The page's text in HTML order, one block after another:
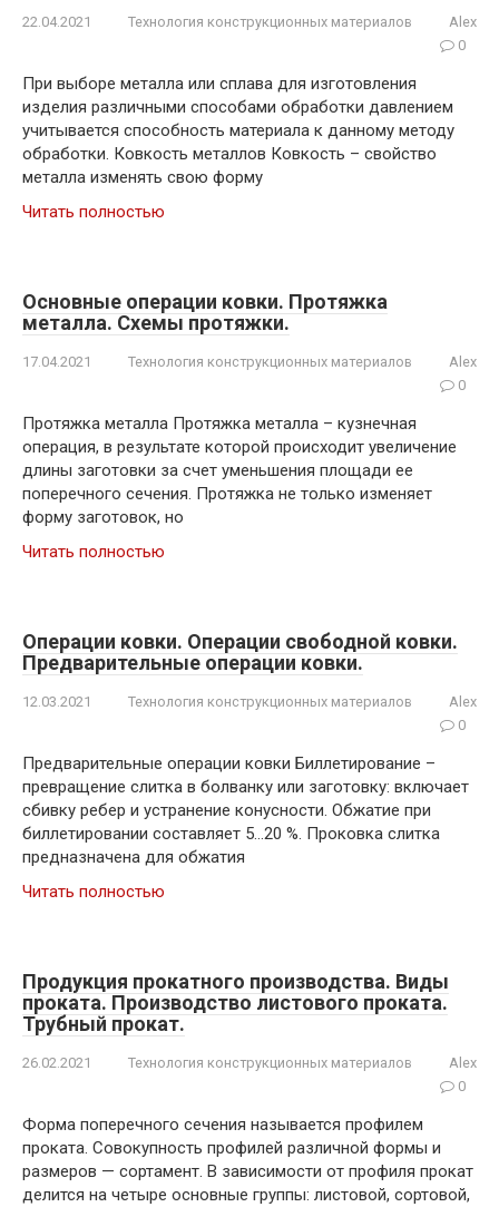
22.04.2021 Технология конструкционных материалов
Alex
0
При выборе металла или сплава для изготовления
изделия различными способами обработки давлением
учитывается способность материала к данному методу
обработки. Ковкость металлов Ковкость – свойство
металла изменять свою форму
Читать полностью
Основные операции ковки. Протяжка
металла. Схемы протяжки.
17.04.2021 Технология конструкционных материалов
Alex
0
Протяжка металла Протяжка металла – кузнечная
операция, в результате которой происходит увеличение
длины заготовки за счет уменьшения площади ее
поперечного сечения. Протяжка не только изменяет
форму заготовок, но
Читать полностью
Операции ковки. Операции свободной ковки.
Предварительные операции ковки.
12.03.2021 Технология конструкционных материалов
Alex
0
Предварительные операции ковки Биллетирование –
превращение слитка в болванку или заготовку: включает
сбивку ребер и устранение конусности. Обжатие при
биллетировании составляет 5…20 %. Проковка слитка
предназначена для обжатия
Читать полностью
Продукция прокатного производства. Виды
проката. Производство листового проката.
Трубный прокат.
26.02.2021 Технология конструкционных материалов
Alex
0
Форма поперечного сечения называется профилем
проката. Совокупность профилей различной формы и
размеров — сортамент. В зависимости от профиля прокат
делится на четыре основные группы: листовой, сортовой,